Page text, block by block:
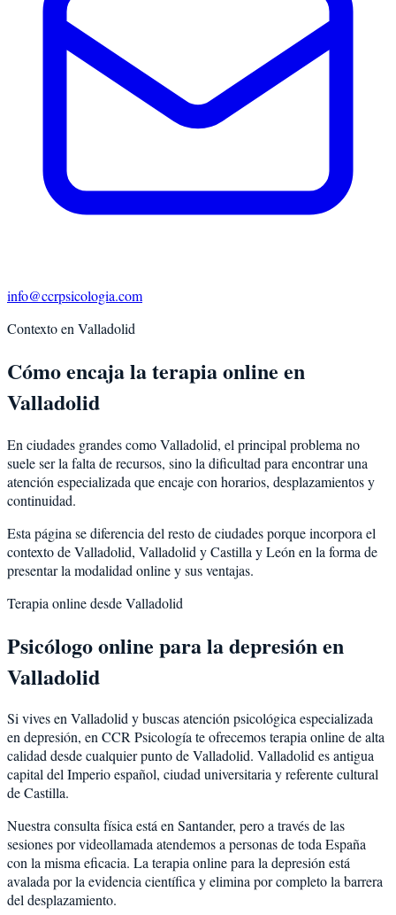
info@ccrpsicologia.com
Contexto en Valladolid
Cómo encaja la terapia online en
Valladolid
En ciudades grandes como Valladolid, el principal problema no
suele ser la falta de recursos, sino la dificultad para encontrar una
atención especializada que encaje con horarios, desplazamientos y
continuidad.
Esta página se diferencia del resto de ciudades porque incorpora el
contexto deValladolid, Valladolid yCastilla y León en la forma de
presentar la modalidad online y sus ventajas.
Terapia online desdeValladolid
Psicólogo online para ladepresiónen
Valladolid
Si vives enValladolidy buscas atención psicológica especializada
endepresión, en CCR Psicología te ofrecemos terapia online de alta
calidad desde cualquier punto deValladolid. Valladolidesantigua
capital del Imperio español, ciudad universitaria y referente cultural
de Castilla.
Nuestra consulta física está en Santander, pero a través de las
sesiones por videollamada atendemos a personas de toda España
con la misma eficacia. La terapia online para ladepresiónestá
avalada por la evidencia científica y elimina por completo la barrera
del desplazamiento.